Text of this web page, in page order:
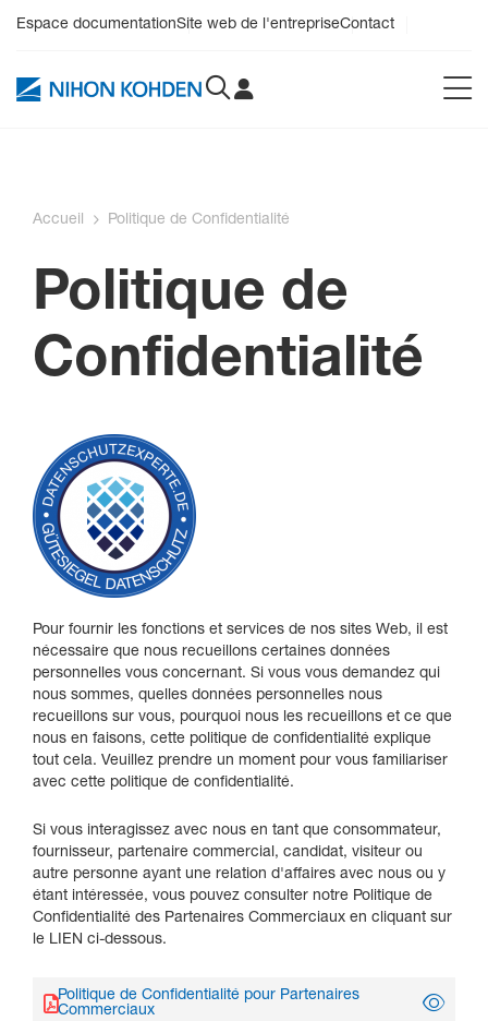
Espace documentationSite web de l'entrepriseContact
Accueil Politique de Confidentialité
Politique de
Confidentialité
Pour fournir les fonctions et services de nos sites Web, il est
nécessaire que nous recueillons certaines données
personnelles vous concernant. Si vous vous demandez qui
nous sommes, quelles données personnelles nous
recueillons sur vous, pourquoi nous les recueillons et ce que
nous en faisons, cette politique de confidentialité explique
tout cela. Veuillez prendre un moment pour vous familiariser
avec cette politique de confidentialité.
Si vous interagissez avec nous en tant que consommateur,
fournisseur, partenaire commercial, candidat, visiteur ou
autre personne ayant une relation d'affaires avec nous ou y
étant intéressée, vous pouvez consulter notre Politique de
Confidentialité des Partenaires Commerciaux en cliquant sur
le LIEN ci-dessous.
Politique de Confidentialité pour Partenaires
Commerciaux